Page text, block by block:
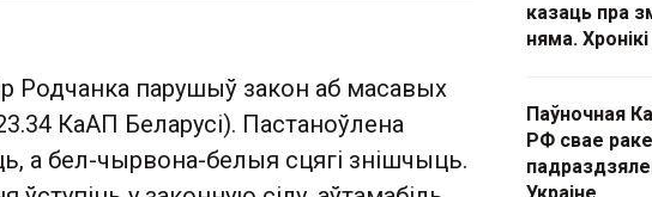
Родчанка парушыў закон аб масавых
КаАП Беларусі). Пастаноўлена
а бел-чырвона-белыя сцягі знішчыць.
казаць пра
няма.
Паўночная
РФ свае